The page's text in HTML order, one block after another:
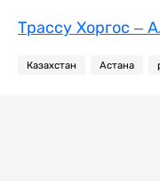
Трассу Хоргос –
Казахстан Астана